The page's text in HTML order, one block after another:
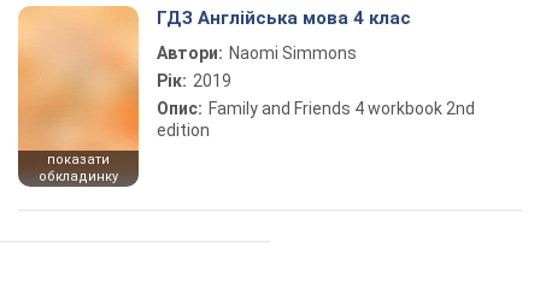
показати
обкладинку
ГДЗ Англійська мова 4 клас
Автори: Naomi Simmons
Рік: 2019
Опис: Family and Friends 4 workbook 2nd
edition